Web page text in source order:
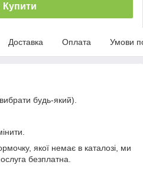
Купити
Доставка Оплата Умови
будь-який).
якої немає в каталозі, ми
безплатна.